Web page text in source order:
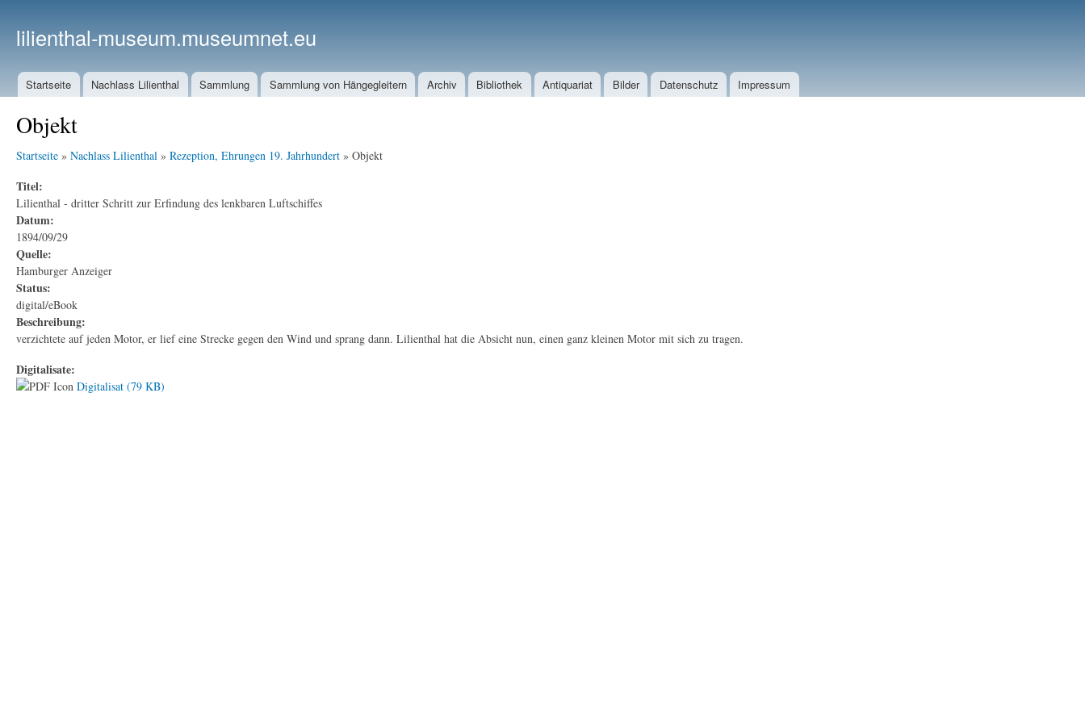
lilienthal-museum.museumnet.eu
Startseite Nachlass Lilienthal Sammlung Sammlung von Hängegleitern Archiv Bibliothek Antiquariat Bilder Datenschutz Impressum
Objekt
Startseite » Nachlass Lilienthal » Rezeption, Ehrungen 19. Jahrhundert » Objekt
Titel:
Lilienthal - dritter Schritt zur Erfindung des lenkbaren Luftschiffes
Datum:
1894/09/29
Quelle:
Hamburger Anzeiger
Status:
digital/eBook
Beschreibung:
verzichtete auf jeden Motor, er lief eine Strecke gegen den Wind und sprang dann. Lilienthal hat die Absicht nun, einen ganz kleinen Motor mit sich zu tragen.
Digitalisate:
Digitalisat (79 KB)